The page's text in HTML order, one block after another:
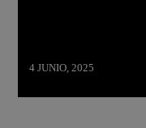
4 JUNIO, 2025